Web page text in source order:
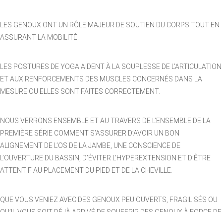
LES GENOUX ONT UN RÔLE MAJEUR DE SOUTIEN DU CORPS TOUT EN
ASSURANT LA MOBILITÉ.
LES POSTURES DE YOGA AIDENT À LA SOUPLESSE DE L’ARTICULATION
ET AUX RENFORCEMENTS DES MUSCLES CONCERNÉS DANS LA
MESURE OU ELLES SONT FAITES CORRECTEMENT.
NOUS VERRONS ENSEMBLE ET AU TRAVERS DE L’ENSEMBLE DE LA
PREMIÈRE SÉRIE COMMENT S’ASSURER D’AVOIR UN BON
ALIGNEMENT DE L’OS DE LA JAMBE, UNE CONSCIENCE DE
L’OUVERTURE DU BASSIN, D’ÉVITER L’HYPEREXTENSION ET D’ÊTRE
ATTENTIF AU PLACEMENT DU PIED ET DE LA CHEVILLE.
QUE VOUS VENIEZ AVEC DES GENOUX PEU OUVERTS, FRAGILISÉS OU